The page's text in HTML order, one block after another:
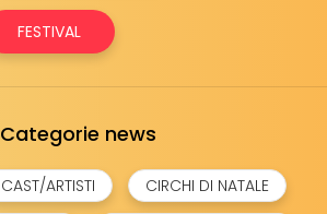
FESTIVAL
Categorie news
CAST/ARTISTI
CIRCHI DI NATALE